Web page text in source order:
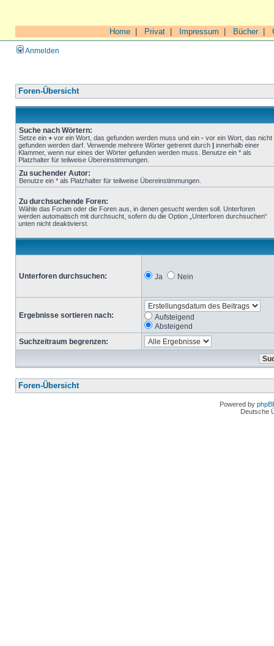
Home Privat Impressum Bücher|
Anmelden
Foren-Übersicht
Suche nach Wörtern:
Setze ein + vor ein Wort, das gefunden werden muss und ein - vor ein Wort, das nicht
gefunden werden darf. Verwende mehrere Wörter getrennt durch | innerhalb einer
Klammer, wenn nur eines der Wörter gefunden werden muss. Benutze ein * als
Platzhalter für teilweise Übereinstimmungen.
Zu suchender Autor:
Benutze ein * als Platzhalter für teilweise Übereinstimmungen.
Zu durchsuchende Foren:
Wähle das Forum oder die Foren aus, in denen gesucht werden soll. Unterforen
werden automatisch mit durchsucht, sofern du die Option „Unterforen durchsuchen“
unten nicht deaktivierst.
Unterforen durchsuchen: Ja Nein
Ergebnisse sortieren nach:
Aufsteigend
Absteigend
Suchzeitraum begrenzen:
Foren-Übersicht
Powered by
Deutsche